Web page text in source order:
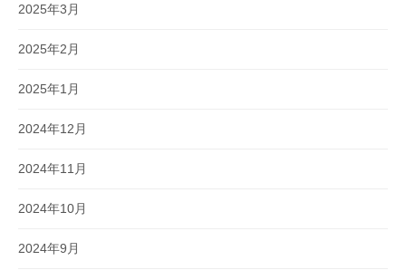
2025年3月
2025年2月
2025年1月
2024年12月
2024年11月
2024年10月
2024年9月